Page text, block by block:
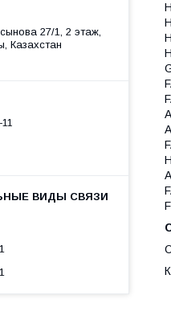
27/1, 2 этаж,
Казахстан